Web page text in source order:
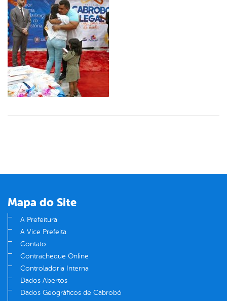
Mapa do Site
A Prefeitura
A Vice Prefeita
Contato
Contracheque Online
Controladoria Interna
Dados Abertos
Dados Geográficos de Cabrobó